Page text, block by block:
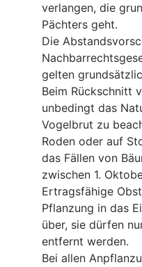
verlangen, die
Pächters geht.
Die
gelten
Beim Rückschnitt
unbedingt das
Vogelbrut zu
Roden oder auf
das Fällen von
zwischen 1.
Ertragsfähige
Pflanzung in das
über, sie dürfen
entfernt werden.
Bei allen